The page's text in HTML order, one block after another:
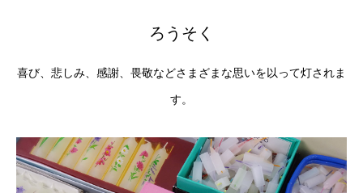
ろうそく
喜び、悲しみ、感謝、畏敬などさまざまな思いを以って灯されま
す。